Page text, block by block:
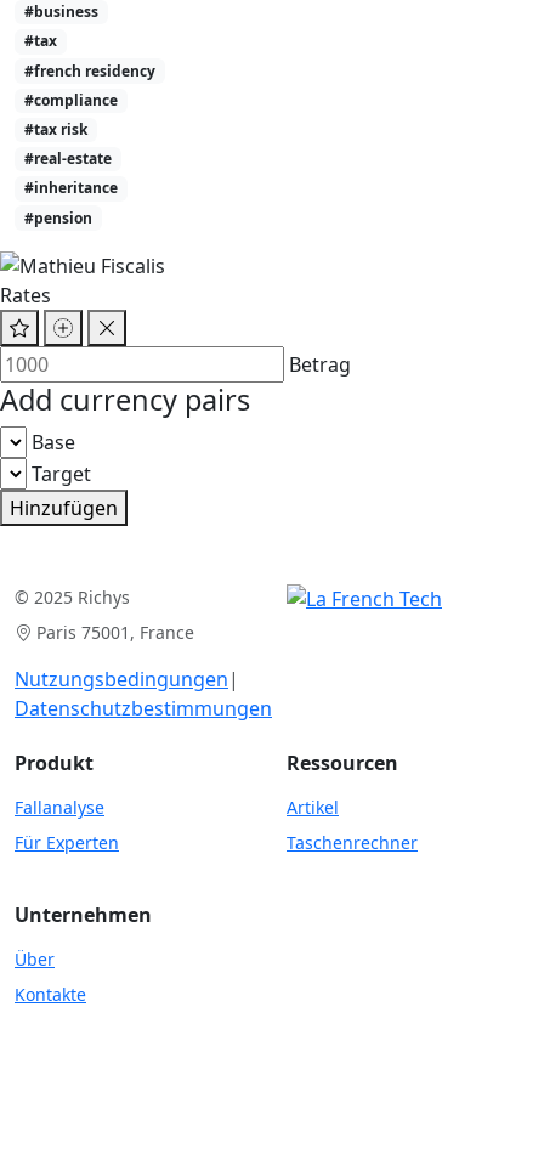
#business
#tax
#french residency
#compliance
#tax risk
#real-estate
#inheritance
#pension
Rates
Betrag
Add currency pairs
Base
Target
Hinzufügen
© 2025 Richys
Paris 75001, France
Nutzungsbedingungen|
Datenschutzbestimmungen
Produkt
Fallanalyse
Für Experten
Ressourcen
Artikel
Taschenrechner
Unternehmen
Über
Kontakte